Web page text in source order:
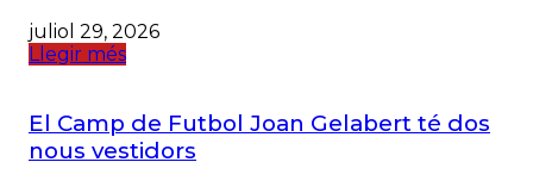
juliol 29, 2026
Llegir més
El Camp de Futbol Joan Gelabert té dos
nous vestidors